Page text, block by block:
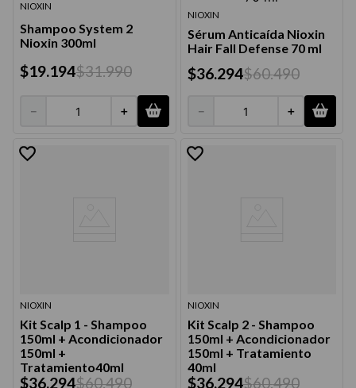
NIOXIN
Shampoo System 2
Nioxin 300ml
$19.194$31.990
＋
－
NIOXIN
Sérum Anticaída Nioxin
Hair Fall Defense 70 ml
$36.294$60.490
＋
－
NIOXIN
Kit Scalp 1 - Shampoo
150ml + Acondicionador
150ml +
Tratamiento40ml
$36.294$60.490
NIOXIN
Kit Scalp 2 - Shampoo
150ml + Acondicionador
150ml + Tratamiento
40ml
$36.294$60.490
5. cepillo
7. secador
8 loreal